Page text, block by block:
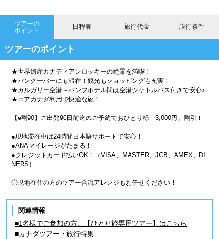
ツアーの
ポイント
日程表 旅行代金 旅行条件
ツアーのポイント
★世界遺産カナディアンロッキーの絶景を満喫！
★バンクーバーにも滞在！観光もショッピングも充実！
★カルガリー空港～バンフホテル間は空港シャトルバス付きで安心♪
★エアカナダ利用で快適な旅！
【e割90】ご出発90日前迄のご予約でおひとり様「3,000円」割引！
●現地滞在中は24時間日本語サポートで安心！
●ANAマイレージがたまる！
●クレジットカード払いOK！（VISA、MASTER、JCB、AMEX、DI
NERS）
◎現地在住の方のツアー合流アレンジもお任せください！
関連情報
■1名様でご参加の方、【ひとり旅専用ツアー】はこちら
■カナダツアー・旅行特集